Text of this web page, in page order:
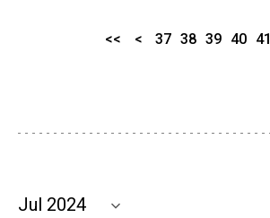
<< < 37 38 39 40 41